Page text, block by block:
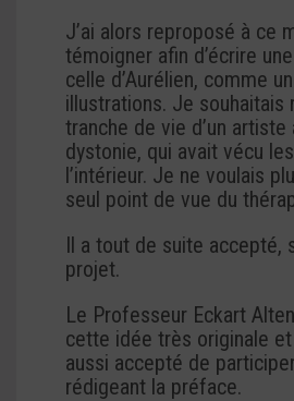
J’ai alors reproposé à ce
témoigner afin d’écrire
celle d’Aurélien, comme
illustrations. Je souhaitais
tranche de vie d’un
dystonie, qui avait vécu
l’intérieur. Je ne voulais
seul point de vue du
Il a tout de suite accepté,
projet.
Le Professeur Eckart
cette idée très originale
aussi accepté de
rédigeant la préface.